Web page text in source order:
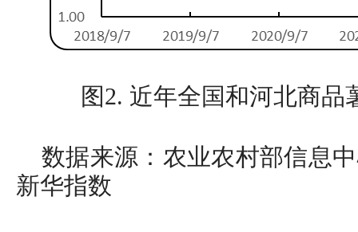
图2. 近年全国和河北商品
数据来源：农业农村部信息
新华指数